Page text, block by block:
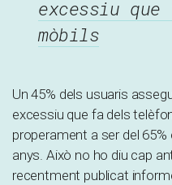
excessiu
mòbils
Un 45% dels usuaris
excessiu que fa dels
properament a ser del
anys. Això no ho diu cap
recentment publicat